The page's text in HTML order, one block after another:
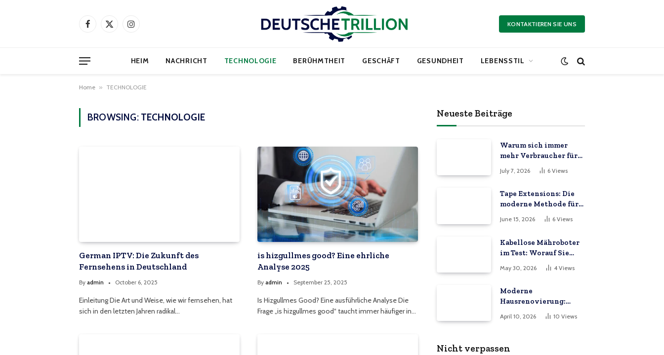
Facebook
X
Instagram KONTAKTIEREN SIE UNS
HEIM NACHRICHT TECHNOLOGIE BERÜHMTHEIT GESCHÄFT GESUNDHEIT LEBENSSTIL
Home » TECHNOLOGIE
BROWSING: TECHNOLOGIE
German IPTV: Die Zukunft des
Fernsehens in Deutschland
By admin October 6, 2025
Einleitung Die Art und Weise, wie wir fernsehen, hat
sich in den letzten Jahren radikal…
is hizgullmes good? Eine ehrliche
Analyse 2025
By admin September 25, 2025
Is Hizgullmes Good? Eine ausführliche Analyse Die
Frage „is hizgullmes good“ taucht immer häufiger in…
Neueste Beiträge
Warum sich immer
mehr Verbraucher für
erschwingliche
Online-Marktplätze
July 7, 2026 6 Views
Tape Extensions: Die
moderne Methode für
volles und langes Haar
June 15, 2026 6 Views
Kabellose Mähroboter
im Test: Worauf Sie
beim Kauf im Jahr 2026
achten müssen
May 30, 2026 4 Views
Moderne
Hausrenovierung:
Upgrades, in die es sich
zu investieren lohnt
April 10, 2026 10 Views
Nicht verpassen